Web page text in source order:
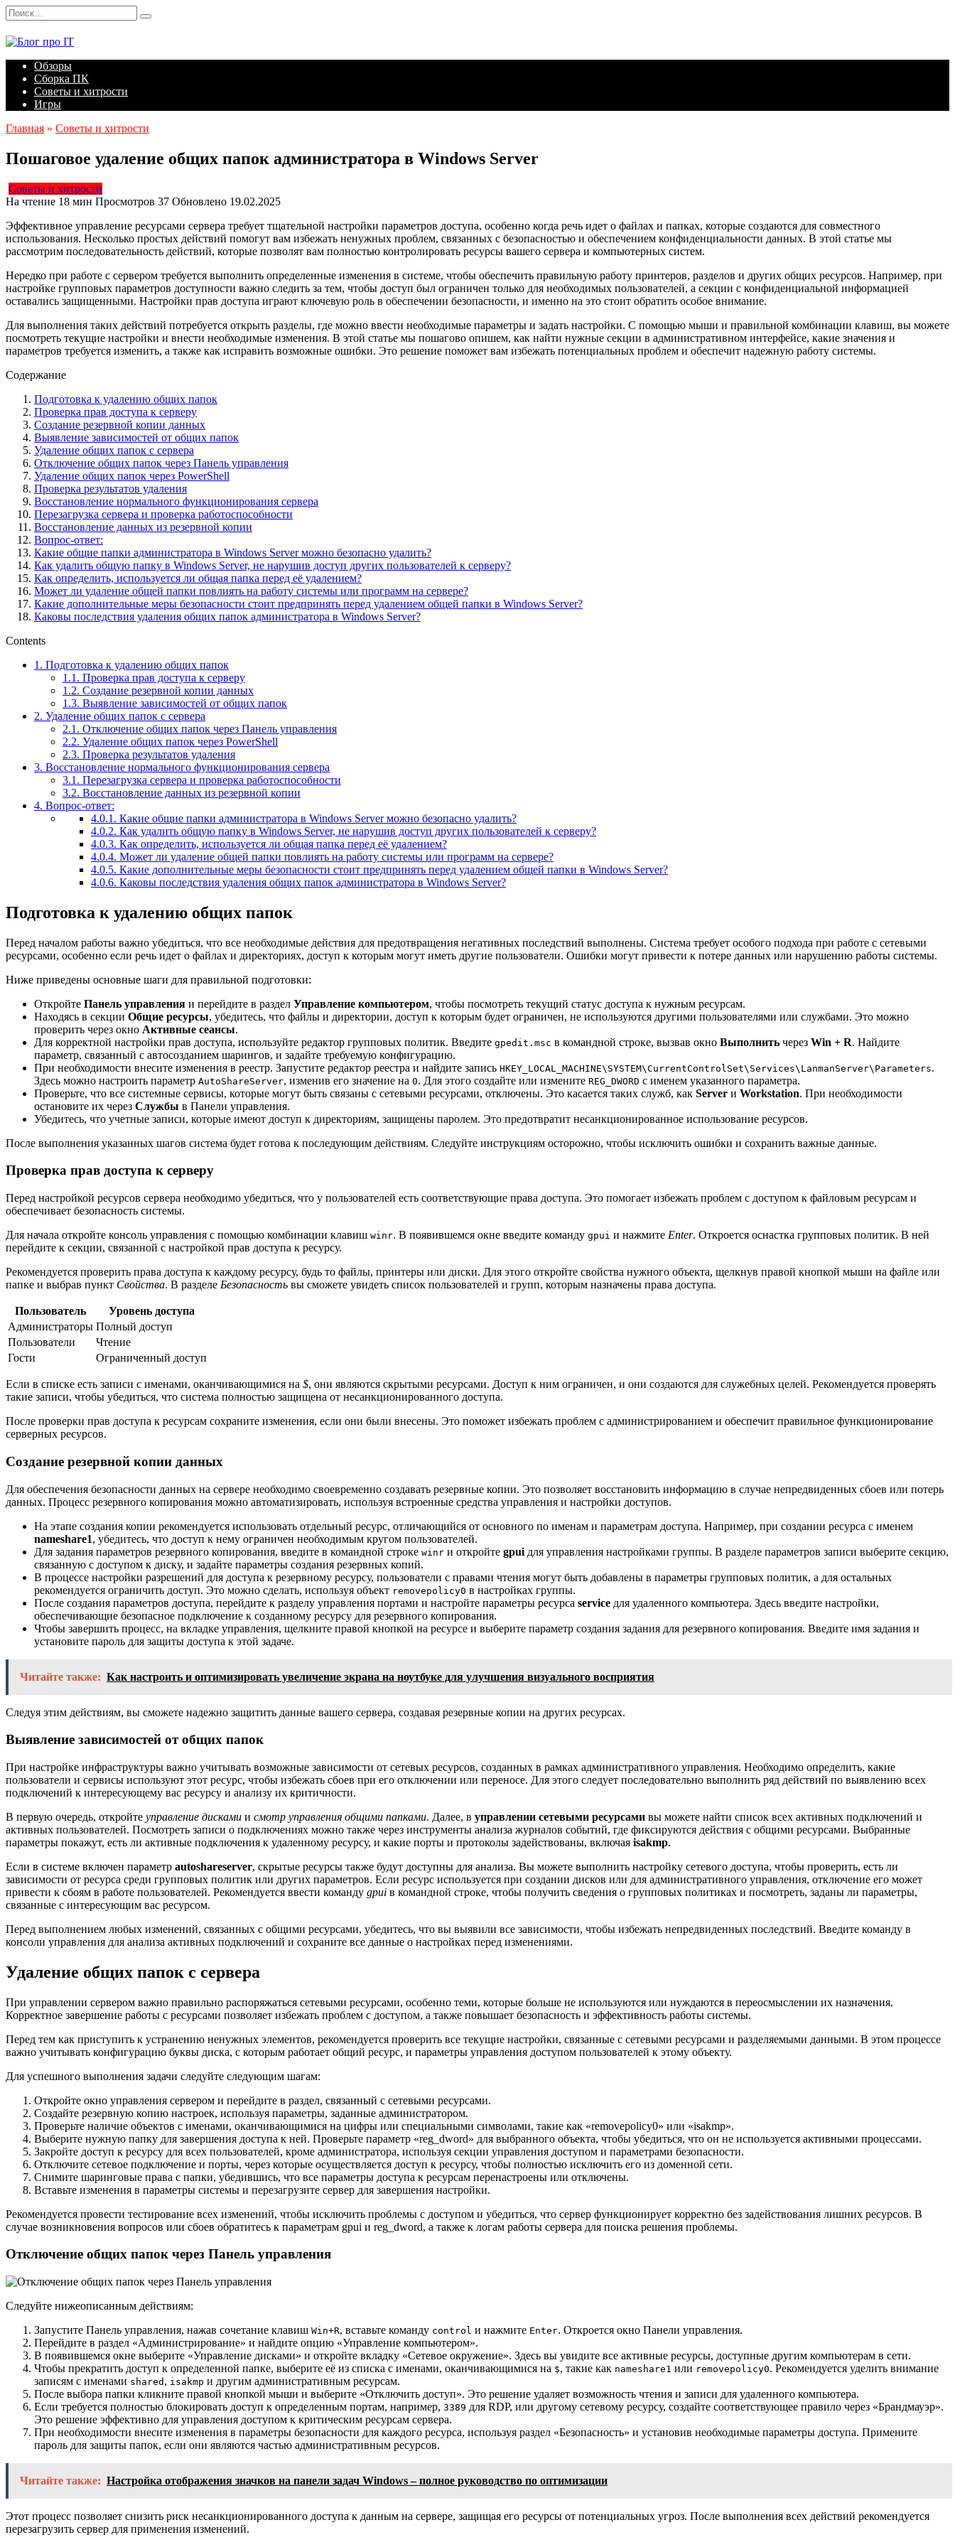
Перейти
к
содержанию
Search
for:
Обзоры
Сборка ПК
Советы и хитрости
Игры
Главная » Советы и хитрости
Пошаговое удаление общих папок администратора в Windows Server
Советы и хитрости
На чтение 18 мин Просмотров 37 Обновлено 19.02.2025
Эффективное управление ресурсами сервера требует тщательной настройки параметров доступа, особенно когда речь идет о файлах и папках, которые создаются для совместного
использования. Несколько простых действий помогут вам избежать ненужных проблем, связанных с безопасностью и обеспечением конфиденциальности данных. В этой статье мы
рассмотрим последовательность действий, которые позволят вам полностью контролировать ресурсы вашего сервера и компьютерных систем.
Нередко при работе с сервером требуется выполнить определенные изменения в системе, чтобы обеспечить правильную работу принтеров, разделов и других общих ресурсов. Например, при
настройке групповых параметров доступности важно следить за тем, чтобы доступ был ограничен только для необходимых пользователей, а секции с конфиденциальной информацией
оставались защищенными. Настройки прав доступа играют ключевую роль в обеспечении безопасности, и именно на это стоит обратить особое внимание.
Для выполнения таких действий потребуется открыть разделы, где можно ввести необходимые параметры и задать настройки. С помощью мыши и правильной комбинации клавиш, вы можете
посмотреть текущие настройки и внести необходимые изменения. В этой статье мы пошагово опишем, как найти нужные секции в административном интерфейсе, какие значения и
параметров требуется изменить, а также как исправить возможные ошибки. Это решение поможет вам избежать потенциальных проблем и обеспечит надежную работу системы.
Содержание
Подготовка к удалению общих папок
Проверка прав доступа к серверу
Создание резервной копии данных
Выявление зависимостей от общих папок
Удаление общих папок с сервера
Отключение общих папок через Панель управления
Удаление общих папок через PowerShell
Проверка результатов удаления
Восстановление нормального функционирования сервера
Перезагрузка сервера и проверка работоспособности
Восстановление данных из резервной копии
Вопрос-ответ:
Какие общие папки администратора в Windows Server можно безопасно удалить?
Как удалить общую папку в Windows Server, не нарушив доступ других пользователей к серверу?
Как определить, используется ли общая папка перед её удалением?
Может ли удаление общей папки повлиять на работу системы или программ на сервере?
Какие дополнительные меры безопасности стоит предпринять перед удалением общей папки в Windows Server?
Каковы последствия удаления общих папок администратора в Windows Server?
Contents
1. Подготовка к удалению общих папок
1.1. Проверка прав доступа к серверу
1.2. Создание резервной копии данных
1.3. Выявление зависимостей от общих папок
2. Удаление общих папок с сервера
2.1. Отключение общих папок через Панель управления
2.2. Удаление общих папок через PowerShell
2.3. Проверка результатов удаления
3. Восстановление нормального функционирования сервера
3.1. Перезагрузка сервера и проверка работоспособности
3.2. Восстановление данных из резервной копии
4. Вопрос-ответ:
4.0.1. Какие общие папки администратора в Windows Server можно безопасно удалить?
4.0.2. Как удалить общую папку в Windows Server, не нарушив доступ других пользователей к серверу?
4.0.3. Как определить, используется ли общая папка перед её удалением?
4.0.4. Может ли удаление общей папки повлиять на работу системы или программ на сервере?
4.0.5. Какие дополнительные меры безопасности стоит предпринять перед удалением общей папки в Windows Server?
4.0.6. Каковы последствия удаления общих папок администратора в Windows Server?
Подготовка к удалению общих папок
Перед началом работы важно убедиться, что все необходимые действия для предотвращения негативных последствий выполнены. Система требует особого подхода при работе с сетевыми
ресурсами, особенно если речь идет о файлах и директориях, доступ к которым могут иметь другие пользователи. Ошибки могут привести к потере данных или нарушению работы системы.
Ниже приведены основные шаги для правильной подготовки:
Откройте Панель управления и перейдите в раздел Управление компьютером, чтобы посмотреть текущий статус доступа к нужным ресурсам.
Находясь в секции Общие ресурсы, убедитесь, что файлы и директории, доступ к которым будет ограничен, не используются другими пользователями или службами. Это можно
проверить через окно Активные сеансы.
Для корректной настройки прав доступа, используйте редактор групповых политик. Введите gpedit.msc в командной строке, вызвав окно Выполнить через Win + R. Найдите
параметр, связанный с автосозданием шарингов, и задайте требуемую конфигурацию.
При необходимости внесите изменения в реестр. Запустите редактор реестра и найдите запись HKEY_LOCAL_MACHINE\SYSTEM\CurrentControlSet\Services\LanmanServer\Parameters.
Здесь можно настроить параметр AutoShareServer, изменив его значение на 0. Для этого создайте или измените REG_DWORD с именем указанного параметра.
Проверьте, что все системные сервисы, которые могут быть связаны с сетевыми ресурсами, отключены. Это касается таких служб, как Server и Workstation. При необходимости
остановите их через Службы в Панели управления.
Убедитесь, что учетные записи, которые имеют доступ к директориям, защищены паролем. Это предотвратит несанкционированное использование ресурсов.
После выполнения указанных шагов система будет готова к последующим действиям. Следуйте инструкциям осторожно, чтобы исключить ошибки и сохранить важные данные.
Проверка прав доступа к серверу
Перед настройкой ресурсов сервера необходимо убедиться, что у пользователей есть соответствующие права доступа. Это помогает избежать проблем с доступом к файловым ресурсам и
обеспечивает безопасность системы.
Для начала откройте консоль управления с помощью комбинации клавиш winr. В появившемся окне введите команду gpui и нажмите Enter. Откроется оснастка групповых политик. В ней
перейдите к секции, связанной с настройкой прав доступа к ресурсу.
Рекомендуется проверить права доступа к каждому ресурсу, будь то файлы, принтеры или диски. Для этого откройте свойства нужного объекта, щелкнув правой кнопкой мыши на файле или
папке и выбрав пункт Свойства. В разделе Безопасность вы сможете увидеть список пользователей и групп, которым назначены права доступа.
Пользователь
Уровень доступа
Администраторы Полный доступ
Пользователи
Чтение
Гости
Ограниченный доступ
Если в списке есть записи с именами, оканчивающимися на $, они являются скрытыми ресурсами. Доступ к ним ограничен, и они создаются для служебных целей. Рекомендуется проверять
такие записи, чтобы убедиться, что система полностью защищена от несанкционированного доступа.
После проверки прав доступа к ресурсам сохраните изменения, если они были внесены. Это поможет избежать проблем с администрированием и обеспечит правильное функционирование
серверных ресурсов.
Создание резервной копии данных
Для обеспечения безопасности данных на сервере необходимо своевременно создавать резервные копии. Это позволяет восстановить информацию в случае непредвиденных сбоев или потерь
данных. Процесс резервного копирования можно автоматизировать, используя встроенные средства управления и настройки доступов.
На этапе создания копии рекомендуется использовать отдельный ресурс, отличающийся от основного по именам и параметрам доступа. Например, при создании ресурса с именем
nameshare1, убедитесь, что доступ к нему ограничен необходимым кругом пользователей.
Для задания параметров резервного копирования, введите в командной строке winr и откройте gpui для управления настройками группы. В разделе параметров записи выберите секцию,
связанную с доступом к диску, и задайте параметры создания резервных копий.
В процессе настройки разрешений для доступа к резервному ресурсу, пользователи с правами чтения могут быть добавлены в параметры групповых политик, а для остальных
рекомендуется ограничить доступ. Это можно сделать, используя объект removepolicy0 в настройках группы.
После создания параметров доступа, перейдите к разделу управления портами и настройте параметры ресурса service для удаленного компьютера. Здесь введите настройки,
обеспечивающие безопасное подключение к созданному ресурсу для резервного копирования.
Чтобы завершить процесс, на вкладке управления, щелкните правой кнопкой на ресурсе и выберите параметр создания задания для резервного копирования. Введите имя задания и
установите пароль для защиты доступа к этой задаче.
Читайте также: Как настроить и оптимизировать увеличение экрана на ноутбуке для улучшения визуального восприятия
Следуя этим действиям, вы сможете надежно защитить данные вашего сервера, создавая резервные копии на других ресурсах.
Выявление зависимостей от общих папок
При настройке инфраструктуры важно учитывать возможные зависимости от сетевых ресурсов, созданных в рамках административного управления. Необходимо определить, какие
пользователи и сервисы используют этот ресурс, чтобы избежать сбоев при его отключении или переносе. Для этого следует последовательно выполнить ряд действий по выявлению всех
подключений к интересующему вас ресурсу и анализу их критичности.
В первую очередь, откройте управление дисками и смотр управления общими папками. Далее, в управлении сетевыми ресурсами вы можете найти список всех активных подключений и
активных пользователей. Посмотреть записи о подключениях можно также через инструменты анализа журналов событий, где фиксируются действия с общими ресурсами. Выбранные
параметры покажут, есть ли активные подключения к удаленному ресурсу, и какие порты и протоколы задействованы, включая isakmp.
Если в системе включен параметр autoshareserver, скрытые ресурсы также будут доступны для анализа. Вы можете выполнить настройку сетевого доступа, чтобы проверить, есть ли
зависимости от ресурса среди групповых политик или других параметров. Если ресурс используется при создании дисков или для административного управления, отключение его может
привести к сбоям в работе пользователей. Рекомендуется ввести команду gpui в командной строке, чтобы получить сведения о групповых политиках и посмотреть, заданы ли параметры,
связанные с интересующим вас ресурсом.
Перед выполнением любых изменений, связанных с общими ресурсами, убедитесь, что вы выявили все зависимости, чтобы избежать непредвиденных последствий. Введите команду в
консоли управления для анализа активных подключений и сохраните все данные о настройках перед изменениями.
Удаление общих папок с сервера
При управлении сервером важно правильно распоряжаться сетевыми ресурсами, особенно теми, которые больше не используются или нуждаются в переосмыслении их назначения.
Корректное завершение работы с ресурсами позволяет избежать проблем с доступом, а также повышает безопасность и эффективность работы системы.
Перед тем как приступить к устранению ненужных элементов, рекомендуется проверить все текущие настройки, связанные с сетевыми ресурсами и разделяемыми данными. В этом процессе
важно учитывать конфигурацию буквы диска, с которым работает общий ресурс, и параметры управления доступом пользователей к этому объекту.
Для успешного выполнения задачи следуйте следующим шагам:
Откройте окно управления сервером и перейдите в раздел, связанный с сетевыми ресурсами.
Создайте резервную копию настроек, используя параметры, заданные администратором.
Проверьте наличие объектов с именами, оканчивающимися на цифры или специальными символами, такие как «removepolicy0» или «isakmp».
Выберите нужную папку для завершения доступа к ней. Проверьте параметр «reg_dword» для выбранного объекта, чтобы убедиться, что он не используется активными процессами.
Закройте доступ к ресурсу для всех пользователей, кроме администратора, используя секции управления доступом и параметрами безопасности.
Отключите сетевое подключение и порты, через которые осуществляется доступ к ресурсу, чтобы полностью исключить его из доменной сети.
Снимите шаринговые права с папки, убедившись, что все параметры доступа к ресурсам перенастроены или отключены.
Вставьте изменения в параметры системы и перезагрузите сервер для завершения настройки.
Рекомендуется провести тестирование всех изменений, чтобы исключить проблемы с доступом и убедиться, что сервер функционирует корректно без задействования лишних ресурсов. В
случае возникновения вопросов или сбоев обратитесь к параметрам gpui и reg_dword, а также к логам работы сервера для поиска решения проблемы.
Отключение общих папок через Панель управления
Следуйте нижеописанным действиям:
Запустите Панель управления, нажав сочетание клавиш Win+R, вставьте команду control и нажмите Enter. Откроется окно Панели управления.
Перейдите в раздел «Администрирование» и найдите опцию «Управление компьютером».
В появившемся окне выберите «Управление дисками» и откройте вкладку «Сетевое окружение». Здесь вы увидите все активные ресурсы, доступные другим компьютерам в сети.
Чтобы прекратить доступ к определенной папке, выберите её из списка с именами, оканчивающимися на $, такие как nameshare1 или removepolicy0. Рекомендуется уделить внимание
записям с именами shared , isakmp и другим административным ресурсам.
После выбора папки кликните правой кнопкой мыши и выберите «Отключить доступ». Это решение удаляет возможность чтения и записи для удаленного компьютера.
Если требуется полностью блокировать доступ к определенным портам, например, 3389 для RDP, или другому сетевому ресурсу, создайте соответствующее правило через «Брандмауэр».
Это решение эффективно для управления доступом к критическим ресурсам сервера.
При необходимости внесите изменения в параметры безопасности для каждого ресурса, используя раздел «Безопасность» и установив необходимые параметры доступа. Примените
пароль для защиты папок, если они являются частью административным ресурсов.
Читайте также: Настройка отображения значков на панели задач Windows – полное руководство по оптимизации
Этот процесс позволяет снизить риск несанкционированного доступа к данным на сервере, защищая его ресурсы от потенциальных угроз. После выполнения всех действий рекомендуется
перезагрузить сервер для применения изменений.